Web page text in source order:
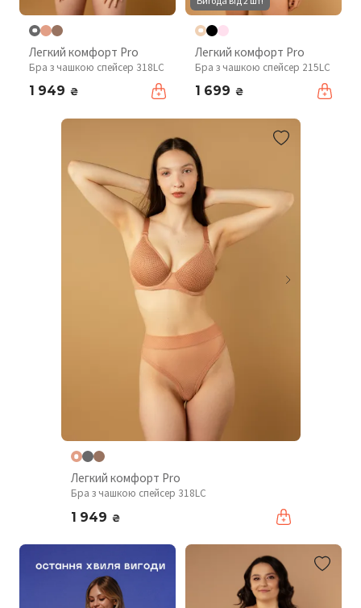
Легкий комфорт Pro
Бра з чашкою спейсер 318LC
1 949 ₴
Легкий комфорт Pro
Бра з чашкою спейсер 215LC
1 699 ₴
Легкий комфорт Pro
Бра з чашкою спейсер 318LC
1 949 ₴